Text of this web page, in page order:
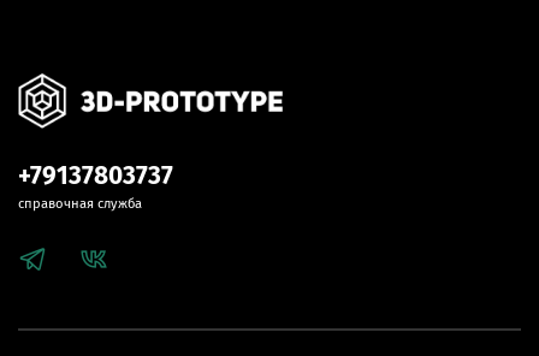
+79137803737
справочная служба